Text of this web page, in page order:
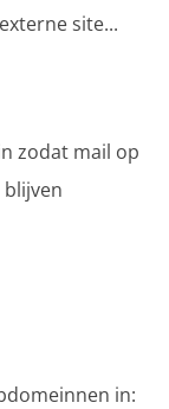
site...
zodat mail op
in: